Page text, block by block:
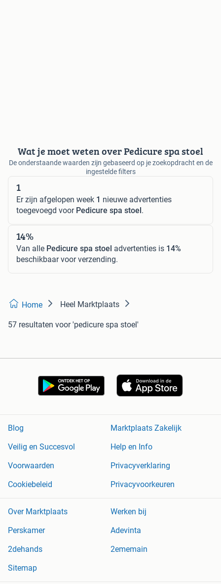
Wat je moet weten over Pedicure spa stoel
De onderstaande waarden zijn gebaseerd op je zoekopdracht en de
ingestelde filters
1
Er zijn afgelopen week 1 nieuwe advertenties
toegevoegd voor Pedicure spa stoel.
14%
Van alle Pedicure spa stoel advertenties is 14%
beschikbaar voor verzending.
Home Heel Marktplaats
57 resultaten voor 'pedicure spa stoel'
Blog
Marktplaats Zakelijk
Veilig en Succesvol
Help en Info
Voorwaarden
Privacyverklaring
Cookiebeleid
Privacyvoorkeuren
Over Marktplaats
Werken bij
Perskamer
Adevinta
2dehands
2ememain
Sitemap